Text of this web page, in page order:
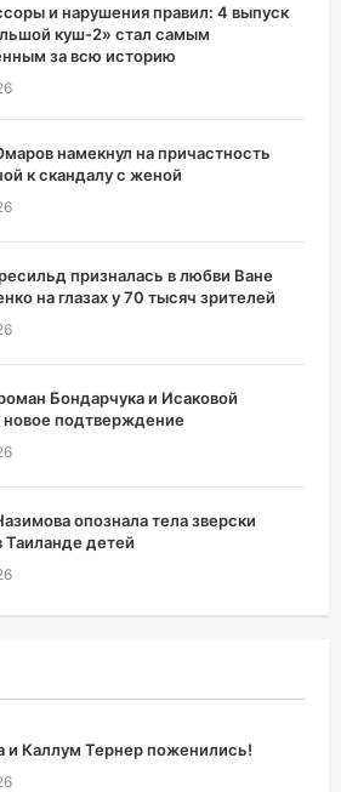
и нарушения правил: 4 выпуск
куш-2» стал самым
за всю историю
намекнул на причастность
к скандалу с женой
призналась в любви Ване
на глазах у 70 тысяч зрителей
Бондарчука и Исаковой
новое подтверждение
опознала тела зверски
Таиланде детей
и Каллум Тернер поженились!